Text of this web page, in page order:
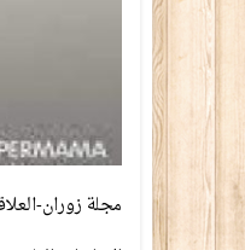
مجلة زوران-العلاقات